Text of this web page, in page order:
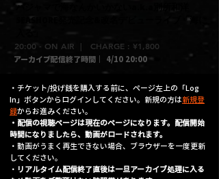
パジャマで海なんかいかないa.k.a別所和洋
SEASHORE発売記念&改名デビューライブ「海に
20:00 - ON AIR | CHARGE : ¥1,800
アーカイブ配信終了時間｜ 4/10 20:00
・チケット/投げ銭を購入する前に、ページ左上の「Log
In」ボタンからログインしてください。新規の方は新規登
録からお進みください。
・配信の視聴ページは現在のページになります。配信開始
時間になりましたら、動画がロードされます。
​・動画がうまく再生できない場合、ブラウザーを一度更新
してください。
・ リアルタイム配信終了直後は一旦アーカイブ処理に入る